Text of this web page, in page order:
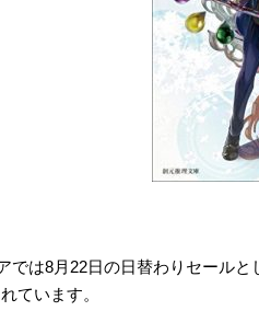
では8月22日の日替わりセール
ています。